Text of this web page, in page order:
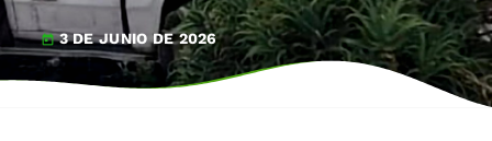
today 3 DE JUNIO DE 2026